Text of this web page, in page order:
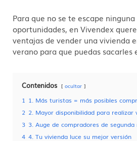
Para que no se te escape
oportunidades, en Vivendex
ventajas de vender una vivienda
verano para que puedas sacarles
Contenidos ocultar
1 1. Más turistas = más posibles
2 2. Mayor disponibilidad para realizar
3 3. Auge de compradores de segunda
4 4. Tu vivienda luce su mejor versión